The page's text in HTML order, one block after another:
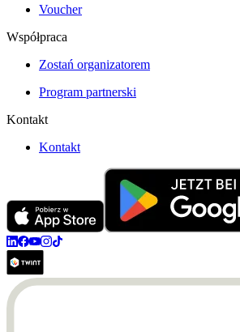
Voucher
Współpraca
Zostań organizatorem
Program partnerski
Kontakt
Kontakt